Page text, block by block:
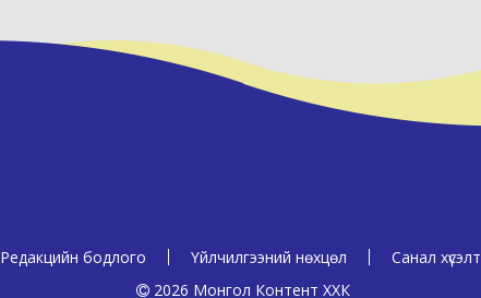
Редакцийн бодлого Үйлчилгээний нөхцөл Санал хүсэлт
2026 Монгол Контент ХХК